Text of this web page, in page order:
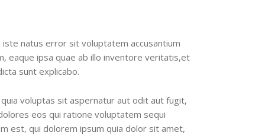
natus error sit voluptatem accusantium
eaque ipsa quae ab illo inventore veritatis,et
sunt explicabo.
voluptas sit aspernatur aut odit aut fugit,
eos qui ratione voluptatem sequi
est, qui dolorem ipsum quia dolor sit amet,